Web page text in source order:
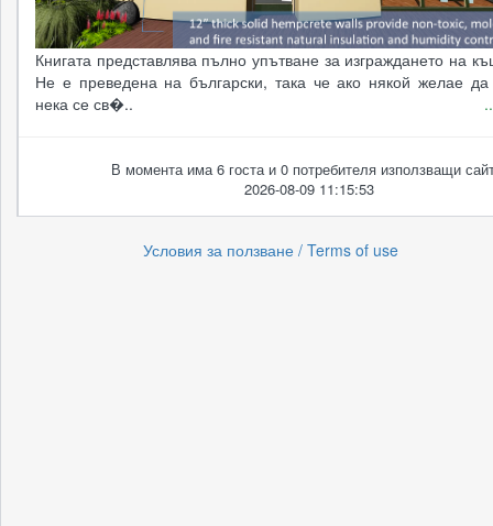
Книгата представлява пълно упътване за изграждането на
Не е преведена на български, така че ако някой желае да
нека се св�..
В момента има 6 госта и 0 потребителя използващи
2026-08-09 11:15:53
Условия за ползване / Terms of use